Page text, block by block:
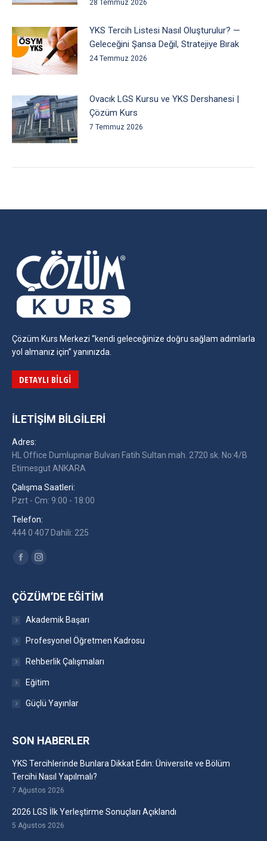
28 Temmuz 2026
YKS Tercih Listesi Nasıl Oluşturulur? —
Geleceğini Şansa Değil, Stratejiye Bırak
24 Temmuz 2026
Ovacık LGS Kursu ve YKS Dershanesi |
Çözüm Kurs
7 Temmuz 2026
Çözüm Kurs Merkezi “kendi geleceğinize doğru sağlam adımlarla
yol almanız için” yanınızda.
DETAYLI BILGI
İLETIŞIM BILGILERI
Adres:
HL Office Dumlupınar Bulvarı Fatih Sultan mah. 2720 sk. No:4/B
Etimesgut ANKARA
Çalışma Saatleri:
Pzrt - Cm: 9:00 - 18:00
Telefon:
444 0 407 Dahili: 225
Find us on:
FacebookInstagram
ÇÖZÜM’DE EĞITIM
Akademik Başarı
Profesyonel Öğretmen Kadrosu
Rehberlik Çalışmaları
Eğitim
Güçlü Yayınlar
SON HABERLER
YKS Tercihlerinde Bunlara Dikkat Edin: Üniversite ve Bölüm
Tercihi Nasıl Yapılmalı?
7 Ağustos 2026
2026 LGS İlk Yerleştirme Sonuçları Açıklandı
5 Ağustos 2026